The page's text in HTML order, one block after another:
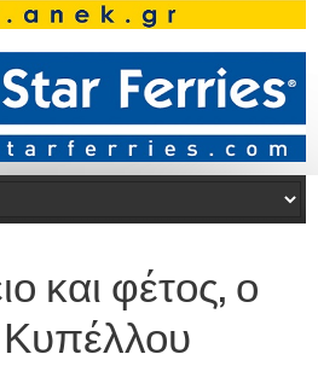
και φέτος, ο
Κυπέλλου